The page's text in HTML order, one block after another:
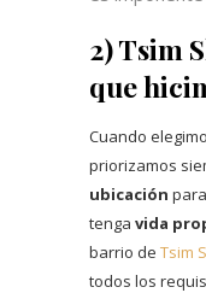
2) Tsim
que
Cuando
priorizamos
ubicación
tenga vida
barrio de Tsim
todos los